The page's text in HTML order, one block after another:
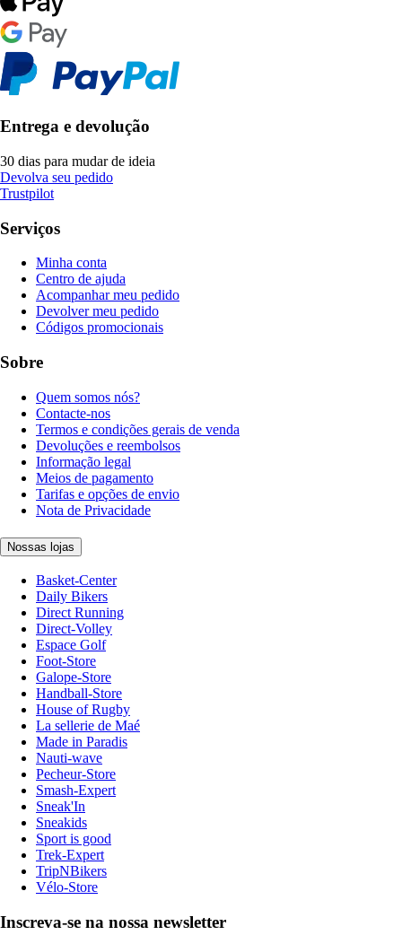
Entrega e devolução
30 dias para mudar de ideia
Devolva seu pedido
Trustpilot
Serviços
Minha conta
Centro de ajuda
Acompanhar meu pedido
Devolver meu pedido
Códigos promocionais
Sobre
Quem somos nós?
Contacte-nos
Termos e condições gerais de venda
Devoluções e reembolsos
Informação legal
Meios de pagamento
Tarifas e opções de envio
Nota de Privacidade
Nossas lojas
Basket-Center
Daily Bikers
Direct Running
Direct-Volley
Espace Golf
Foot-Store
Galope-Store
Handball-Store
House of Rugby
La sellerie de Maé
Made in Paradis
Nauti-wave
Pecheur-Store
Smash-Expert
Sneak'In
Sneakids
Sport is good
Trek-Expert
TripNBikers
Vélo-Store
Inscreva-se na nossa newsletter